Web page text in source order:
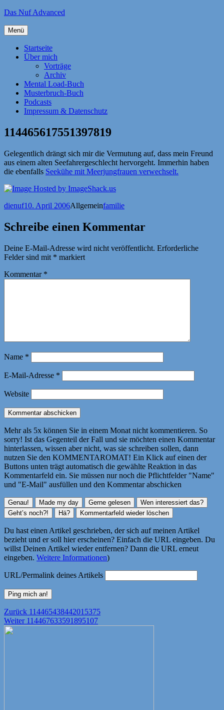
Zum
springen
Das Nuf Advanced
Menü
Startseite
Über mich
Vorträge
Archiv
Mental Load-Buch
Musterbruch-Buch
Podcasts
Impressum & Datenschutz
114465617551397819
Gelegentlich drängt sich mir die Vermutung auf, dass mein Freund
aus einem alten Seefahrergeschlecht hervorgeht. Immerhin haben
die ebenfalls Seekühe mit Meerjungfrauen verwechselt.
Autor
dienufVeröffentlicht
10. April 2006Kategorien
AllgemeinSchlagwörter
familie
Schreibe einen Kommentar
Deine E-Mail-Adresse wird nicht veröffentlicht. Erforderliche
Felder sind mit * markiert
Kommentar *
Name *
E-Mail-Adresse *
Website
Mehr als 5x können Sie in einem Monat nicht kommentieren. So
sorry! Ist das Gegenteil der Fall und sie möchten einen Kommentar
hinterlassen, wissen aber nicht, was sie schreiben sollen, dann
nutzen Sie den KOMMENTAROMAT! Ein Klick auf einen der
Buttons unten trägt automatisch die gewählte Reaktion in das
Kommentarfeld ein. Sie müssen nur noch die Pflichtfelder "Name"
und "E-Mail" ausfüllen und den Kommentar abschicken
Du hast einen Artikel geschrieben, der sich auf meinen Artikel
bezieht und er soll hier erscheinen? Einfach die URL eingeben. Du
willst Deinen Artikel wieder entfernen? Dann die URL erneut
eingeben. Weitere Informationen)
URL/Permalink deines Artikels
Beitragsnavigation
Zurück Vorheriger
Beitrag:
114465438442015375
Weiter Nächster
114467633591895107